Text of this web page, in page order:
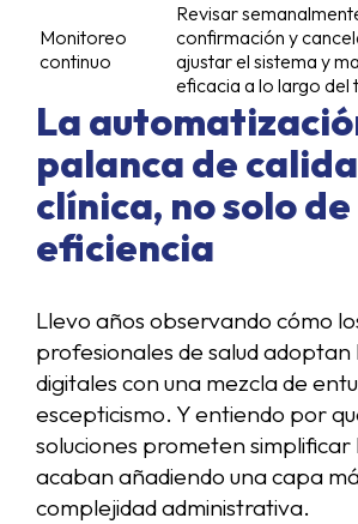
Monitoreo
continuo
Revisar
confirmación y
ajustar el sistema y
eficacia a lo largo del
La
palanca de
clínica, no solo de
eficiencia
Llevo años observando cómo
profesionales de salud
digitales con una mezcla de
escepticismo. Y entiendo por
soluciones prometen simplificar
acaban añadiendo una capa
complejidad administrativa.